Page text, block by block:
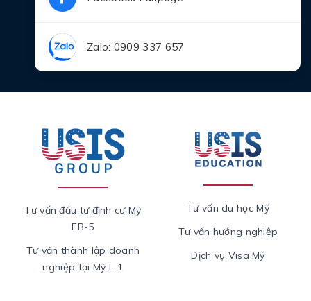
Zalo: 0909 337 657
Tư vấn đầu tư định cư Mỹ
EB-5
Tư vấn thành lập doanh
nghiệp tại Mỹ L-1
Tư vấn du học Mỹ
Tư vấn hướng nghiệp
Dịch vụ Visa Mỹ